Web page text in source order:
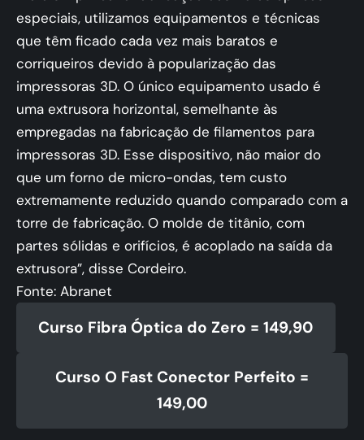
especiais, utilizamos equipamentos e técnicas
que têm ficado cada vez mais baratos e
corriqueiros devido à popularização das
impressoras 3D. O único equipamento usado é
uma extrusora horizontal, semelhante às
empregadas na fabricação de filamentos para
impressoras 3D. Esse dispositivo, não maior do
que um forno de micro-ondas, tem custo
extremamente reduzido quando comparado com a
torre de fabricação. O molde de titânio, com
partes sólidas e orifícios, é acoplado na saída da
extrusora”, disse Cordeiro.
Fonte: Abranet
Curso Fibra Óptica do Zero = 149,90
Curso O Fast Conector Perfeito =
149,00